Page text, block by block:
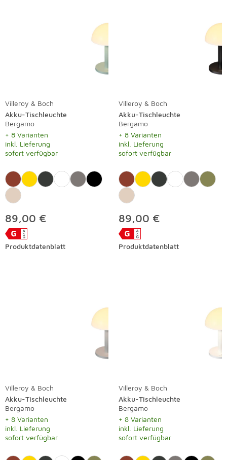
Villeroy & Boch
Akku-Tischleuchte
Bergamo
+ 8 Varianten
inkl. Lieferung
sofort verfügbar
89,00 €
Produktdatenblatt
Villeroy & Boch
Akku-Tischleuchte
Bergamo
+ 8 Varianten
inkl. Lieferung
sofort verfügbar
89,00 €
Produktdatenblatt
Villeroy & Boch
Akku-Tischleuchte
Bergamo
+ 8 Varianten
inkl. Lieferung
sofort verfügbar
Villeroy & Boch
Akku-Tischleuchte
Bergamo
+ 8 Varianten
inkl. Lieferung
sofort verfügbar